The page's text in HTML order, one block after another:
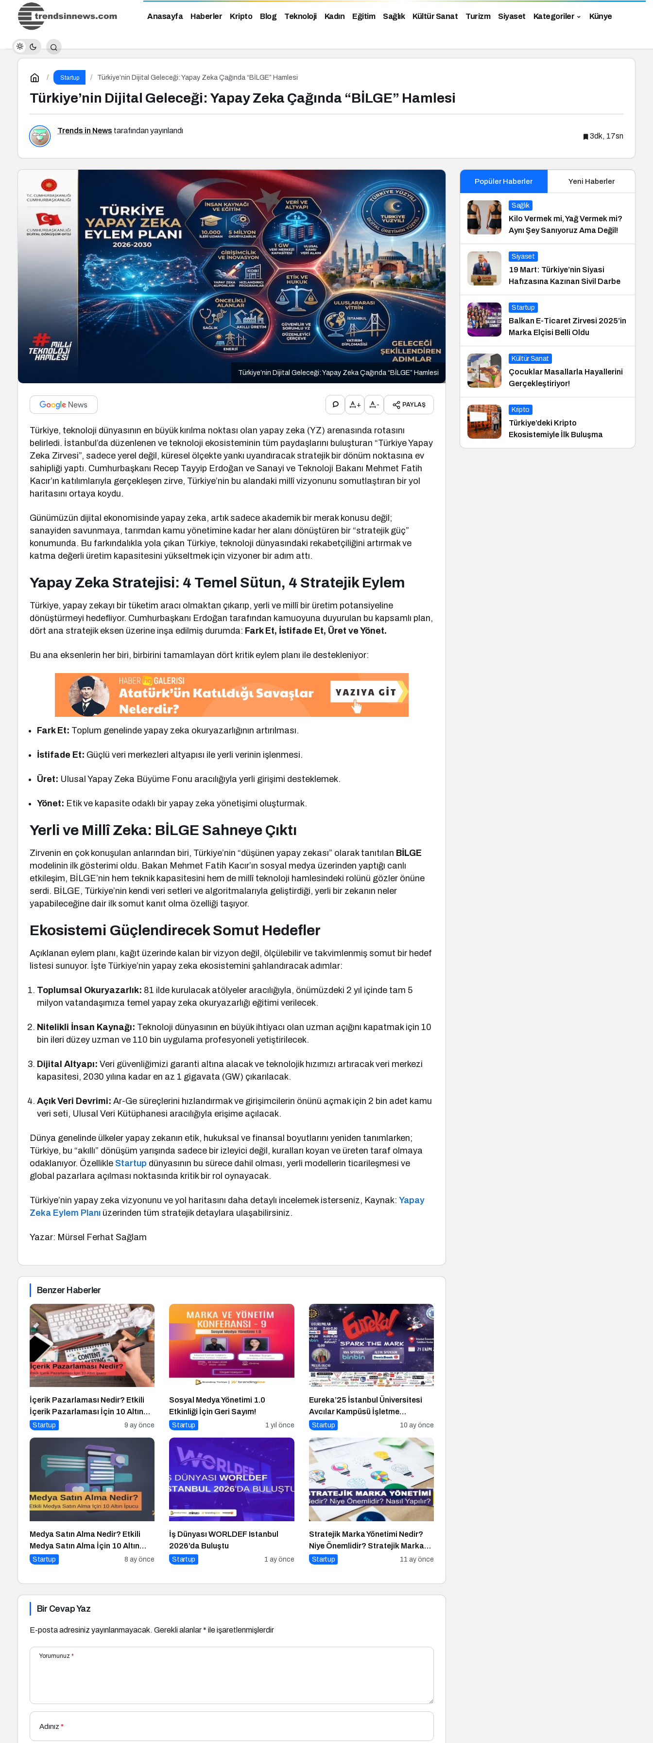
Anasayfa Haberler Kripto Blog Teknoloji Kadın Eğitim Sağlık Kültür Sanat Turizm Siyaset Kategoriler Künye
Startup Türkiye’nin Dijital Geleceği: Yapay Zeka Çağında “BİLGE” Hamlesi
Türkiye’nin Dijital Geleceği: Yapay Zeka Çağında “BİLGE” Hamlesi
Trends in News tarafından yayınlandı
3dk, 17sn
Türkiye’nin Dijital Geleceği: Yapay Zeka Çağında “BİLGE” Hamlesi
+ - PAYLAŞ
Türkiye, teknoloji dünyasının en büyük kırılma noktası olan yapay zeka (YZ) arenasında rotasını
belirledi. İstanbul’da düzenlenen ve teknoloji ekosisteminin tüm paydaşlarını buluşturan “Türkiye Yapay
Zeka Zirvesi”, sadece yerel değil, küresel ölçekte yankı uyandıracak stratejik bir dönüm noktasına ev
sahipliği yaptı. Cumhurbaşkanı Recep Tayyip Erdoğan ve Sanayi ve Teknoloji Bakanı Mehmet Fatih
Kacır’ın katılımlarıyla gerçekleşen zirve, Türkiye’nin bu alandaki millî vizyonunu somutlaştıran bir yol
haritasını ortaya koydu.
Günümüzün dijital ekonomisinde yapay zeka, artık sadece akademik bir merak konusu değil;
sanayiden savunmaya, tarımdan kamu yönetimine kadar her alanı dönüştüren bir “stratejik güç”
konumunda. Bu farkındalıkla yola çıkan Türkiye, teknoloji dünyasındaki rekabetçiliğini artırmak ve
katma değerli üretim kapasitesini yükseltmek için vizyoner bir adım attı.
Yapay Zeka Stratejisi: 4 Temel Sütun, 4 Stratejik Eylem
Türkiye, yapay zekayı bir tüketim aracı olmaktan çıkarıp, yerli ve millî bir üretim potansiyeline
dönüştürmeyi hedefliyor. Cumhurbaşkanı Erdoğan tarafından kamuoyuna duyurulan bu kapsamlı plan,
dört ana stratejik eksen üzerine inşa edilmiş durumda: Fark Et, İstifade Et, Üret ve Yönet.
Bu ana eksenlerin her biri, birbirini tamamlayan dört kritik eylem planı ile destekleniyor:
Fark Et: Toplum genelinde yapay zeka okuryazarlığının artırılması.
İstifade Et: Güçlü veri merkezleri altyapısı ile yerli verinin işlenmesi.
Üret: Ulusal Yapay Zeka Büyüme Fonu aracılığıyla yerli girişimi desteklemek.
Yönet: Etik ve kapasite odaklı bir yapay zeka yönetişimi oluşturmak.
Yerli ve Millî Zeka: BİLGE Sahneye Çıktı
Zirvenin en çok konuşulan anlarından biri, Türkiye’nin “düşünen yapay zekası” olarak tanıtılan BİLGE
modelinin ilk gösterimi oldu. Bakan Mehmet Fatih Kacır’ın sosyal medya üzerinden yaptığı canlı
etkileşim, BİLGE’nin hem teknik kapasitesini hem de millî teknoloji hamlesindeki rolünü gözler önüne
serdi. BİLGE, Türkiye’nin kendi veri setleri ve algoritmalarıyla geliştirdiği, yerli bir zekanın neler
yapabileceğine dair ilk somut kanıt olma özelliği taşıyor.
Ekosistemi Güçlendirecek Somut Hedefler
Açıklanan eylem planı, kağıt üzerinde kalan bir vizyon değil, ölçülebilir ve takvimlenmiş somut bir hedef
listesi sunuyor. İşte Türkiye’nin yapay zeka ekosistemini şahlandıracak adımlar:
Toplumsal Okuryazarlık: 81 ilde kurulacak atölyeler aracılığıyla, önümüzdeki 2 yıl içinde tam 5
milyon vatandaşımıza temel yapay zeka okuryazarlığı eğitimi verilecek.
Nitelikli İnsan Kaynağı: Teknoloji dünyasının en büyük ihtiyacı olan uzman açığını kapatmak için 10
bin ileri düzey uzman ve 110 bin uygulama profesyoneli yetiştirilecek.
Dijital Altyapı: Veri güvenliğimizi garanti altına alacak ve teknolojik hızımızı artıracak veri merkezi
kapasitesi, 2030 yılına kadar en az 1 gigavata (GW) çıkarılacak.
Açık Veri Devrimi: Ar-Ge süreçlerini hızlandırmak ve girişimcilerin önünü açmak için 2 bin adet kamu
veri seti, Ulusal Veri Kütüphanesi aracılığıyla erişime açılacak.
Dünya genelinde ülkeler yapay zekanın etik, hukuksal ve finansal boyutlarını yeniden tanımlarken;
Türkiye, bu “akıllı” dönüşüm yarışında sadece bir izleyici değil, kuralları koyan ve üreten taraf olmaya
odaklanıyor. Özellikle Startup dünyasının bu sürece dahil olması, yerli modellerin ticarileşmesi ve
global pazarlara açılması noktasında kritik bir rol oynayacak.
Türkiye’nin yapay zeka vizyonunu ve yol haritasını daha detaylı incelemek isterseniz, Kaynak:Yapay
Zeka Eylem Planı üzerinden tüm stratejik detaylara ulaşabilirsiniz.
Yazar: Mürsel Ferhat Sağlam
Benzer Haberler
İçerik Pazarlaması Nedir? Etkili
İçerik Pazarlaması İçin 10 Altın
İpucu
Startup 9 ay önce
Sosyal Medya Yönetimi 1.0
Etkinliği İçin Geri Sayım!
Startup 1 yıl önce
Eureka’25 İstanbul Üniversitesi
Avcılar Kampüsü İşletme
Fakültesinde
Startup 10 ay önce
Medya Satın Alma Nedir? Etkili
Medya Satın Alma İçin 10 Altın
İpucu
Startup 8 ay önce
İş Dünyası WORLDEF Istanbul
2026’da Buluştu
Startup 1 ay önce
Stratejik Marka Yönetimi Nedir?
Niye Önemlidir? Stratejik Marka
Yönetimi Nasıl Yapılır?
Startup 11 ay önce
Bir Cevap Yaz
E-posta adresiniz yayınlanmayacak. Gerekli alanlar* ile işaretlenmişlerdir
Yorumunuz *
Adınız *
Popüler Haberler Yeni Haberler
Sağlık
Kilo Vermek mi, Yağ Vermek mi?
Aynı Şey Sanıyoruz Ama Değil!
Siyaset
19 Mart: Türkiye’nin Siyasi
Hafızasına Kazınan Sivil Darbe
Startup
Balkan E-Ticaret Zirvesi 2025’in
Marka Elçisi Belli Oldu
Kültür Sanat
Çocuklar Masallarla Hayallerini
Gerçekleştiriyor!
Kripto
Türkiye’deki Kripto
Ekosistemiyle İlk Buluşma